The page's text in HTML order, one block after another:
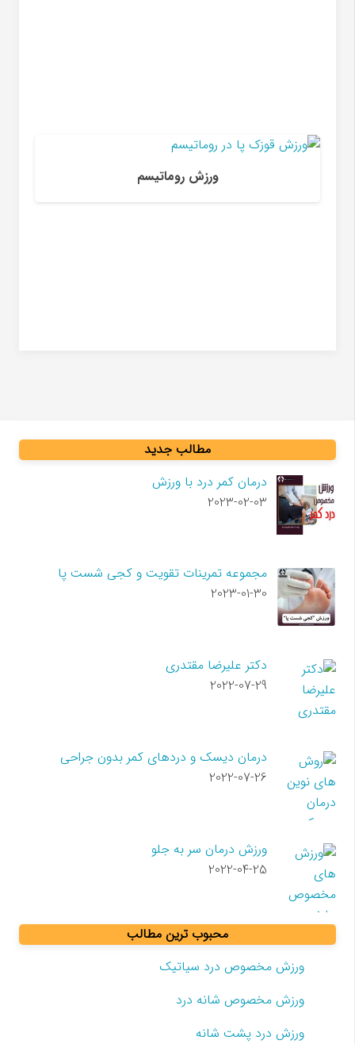
مطالب جدید
درمان کمر درد با ورزش
2023-02-03
مجموعه تمرینات تقویت و کجی شست پا
2023-01-30
دکتر علیرضا مقتدری
2022-07-29
درمان دیسک و دردهای کمر بدون جراحی
2022-07-26
ورزش درمان سر به جلو
2022-04-25
محبوب ترین مطالب
ورزش مخصوص درد سیاتیک
ورزش مخصوص شانه درد
ورزش درد پشت شانه